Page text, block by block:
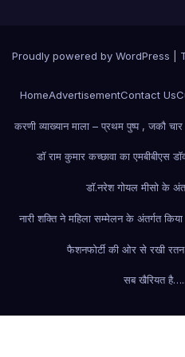
Proudly powered by WordPress
HomeAdvertisementContact Us
करणी व्याख्यान माला – प्रथम पुष्प , जकौ
डॉ राम कुमार कच्छावा का एमबीबीएस
डॉ.नरेश गोयल मीसो के
नारी शक्ति ने महिला सम्मेलन के अंतर्गत
फैशनफोर्टी की ओर से रखी
सब खैरियत